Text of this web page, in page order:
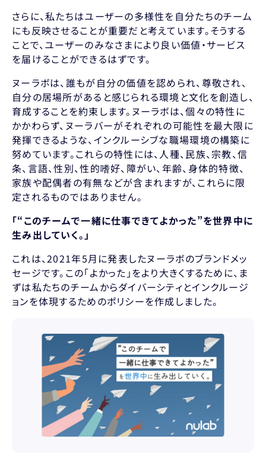
さらに、私たちはユーザーの多様性を自分たちのチーム
にも反映させることが重要だと考えています。そうする
ことで、ユーザーのみなさまにより良い価値・サービス
を届けることができるはずです。
ヌーラボは、誰もが自分の価値を認められ、尊敬され、
自分の居場所があると感じられる環境と文化を創造し、
育成することを約束します。ヌーラボは、個々の特性に
かかわらず、ヌーラバーがそれぞれの可能性を最大限に
発揮できるような、インクルーシブな職場環境の構築に
努めています。これらの特性には、人種、民族、宗教、信
条、言語、性別、性的嗜好、障がい、年齢、身体的特徴、
家族や配偶者の有無などが含まれますが、これらに限
定されるものではありません。
「“このチームで一緒に仕事できてよかった”を世界中に
生み出していく。」
これは、2021年5月に発表したヌーラボのブランドメッ
セージです。この「よかった」をより大きくするために、ま
ずは私たちのチームからダイバーシティとインクルージ
ョンを体現するためのポリシーを作成しました。